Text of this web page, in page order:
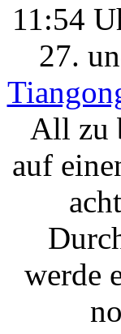
11:54
27.
All zu
auf
werde